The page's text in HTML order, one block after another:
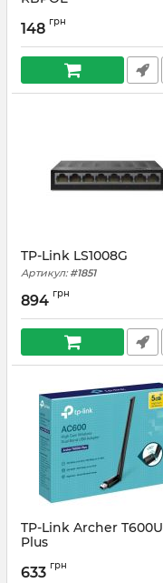
148 грн
TP-Link LS1008G
Артикул: #1851
894 грн
TP-Link Archer T600U
Plus
633 грн